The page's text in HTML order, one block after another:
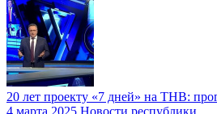
20 лет проекту «7 дней» на ТНВ: